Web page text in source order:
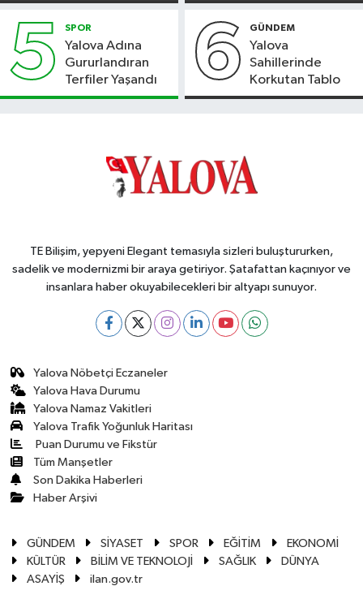
5 SPOR
Yalova Adına
Gururlandıran
Terfiler Yaşandı
6 GÜNDEM
Yalova
Sahillerinde
Korkutan Tablo
TE Bilişim, yepyeni Elegant temasıyla sizleri buluştururken,
sadelik ve modernizmi bir araya getiriyor. Şatafattan kaçınıyor ve
insanlara haber okuyabilecekleri bir altyapı sunuyor.
Yalova Nöbetçi Eczaneler
Yalova Hava Durumu
Yalova Namaz Vakitleri
Yalova Trafik Yoğunluk Haritası
Puan Durumu ve Fikstür
Tüm Manşetler
Son Dakika Haberleri
Haber Arşivi
GÜNDEM SİYASET SPOR EĞİTİM
EKONOMİ
KÜLTÜR
BİLİM VE TEKNOLOJİ SAĞLIK
DÜNYA
ASAYİŞ
ilan.gov.tr